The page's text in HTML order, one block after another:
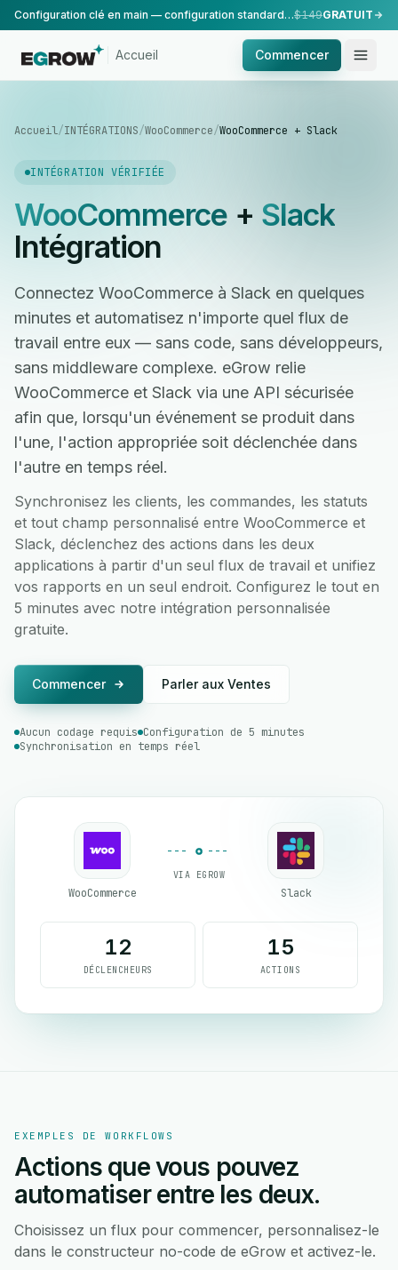
Configuration clé en main — configuration standard, réalisée par notre équipe.$149GRATUIT
Accueil Commencer
Accueil/INTÉGRATIONS/WooCommerce/WooCommerce + Slack
INTÉGRATION VÉRIFIÉE
WooCommerce+ Slack
Intégration
Connectez WooCommerce à Slack en quelques
minutes et automatisez n'importe quel flux de
travail entre eux — sans code, sans développeurs,
sans middleware complexe. eGrow relie
WooCommerce et Slack via une API sécurisée
afin que, lorsqu'un événement se produit dans
l'une, l'action appropriée soit déclenchée dans
l'autre en temps réel.
Synchronisez les clients, les commandes, les statuts
et tout champ personnalisé entre WooCommerce et
Slack, déclenchez des actions dans les deux
applications à partir d'un seul flux de travail et unifiez
vos rapports en un seul endroit. Configurez le tout en
5 minutes avec notre intégration personnalisée
gratuite.
Commencer Parler aux Ventes
Aucun codage requis Configuration de 5 minutes
Synchronisation en temps réel
WooCommerce
VIA EGROW
Slack
12
DÉCLENCHEURS
15
ACTIONS
EXEMPLES DE WORKFLOWS
Actions que vous pouvez
automatiser entre les deux.
Choisissez un flux pour commencer, personnalisez-le
dans le constructeur no-code de eGrow et activez-le.